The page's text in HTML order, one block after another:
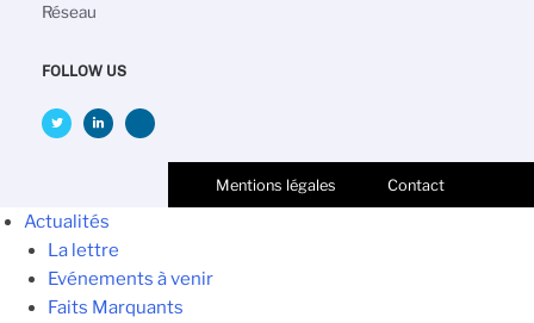
Réseau
FOLLOW US
Mentions légales Contact
Actualités
La lettre
Evénements à venir
Faits Marquants